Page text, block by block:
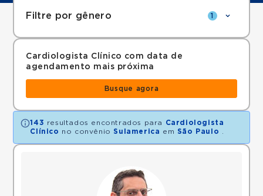
Filtre por gênero 1
Cardiologista Clínico com data de
agendamento mais próxima
Busque agora
143 resultados encontrados para
Cardiologista
Clínico no convênio Sulamerica em São Paulo